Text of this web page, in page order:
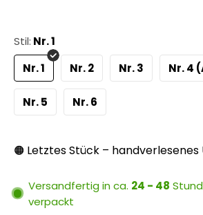
Stil: Nr. 1
Nr. 1
Nr. 2 Nr. 3 Nr. 4
Nr. 5 Nr. 6
🟠 Letztes Stück – handverlesenes
Versandfertig in ca. 24 - 48
verpackt